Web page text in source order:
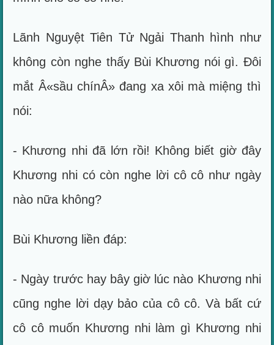
Lãnh Nguyệt Tiên Tử Ngải Thanh hình như
không còn nghe thấy Bùi Khương nói gì. Đôi
mắt Â«sầu chínÂ» đang xa xôi mà miệng thì
nói:
- Khương nhi đã lớn rồi! Không biết giờ đây
Khương nhi có còn nghe lời cô cô như ngày
nào nữa không?
Bùi Khương liền đáp:
- Ngày trước hay bây giờ lúc nào Khương nhi
cũng nghe lời dạy bảo của cô cô. Và bất cứ
cô cô muốn Khương nhi làm gì Khương nhi